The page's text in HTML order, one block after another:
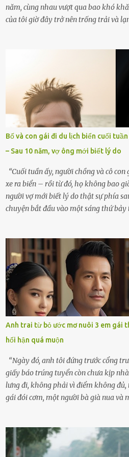
năm, cùng nhau vượt qua bao khó
của tôi giờ đây trở nên trống trải và
rơi vào khoảng trống vô tận, chẳng
ngồi lặng lẽ nhớ về cô ấy. Nhưng
chìm đắm trong đau khổ. Họ hàng,
thiết đã đến bên, giúp tôi tổ chức tang
ngày giỗ đầu tiên của vợ, 49 ngày
mãi.Buổi sáng hôm đó, sau khi cúng
sắp xếp lại bàn thờ vợ. Mọi thứ vẫn
đó kỳ lạ mà tôi không thể giải thích
cúi xuống lau chùi bát hương, một
tôi giật mình. Và rồi, một chuyện kinh...
Bố và con gái đi du lịch biển cuối
– Sau 10 năm, vợ ông mới biết lý do
“Cuối tuần ấy, người chồng và cô
xe ra biển – rồi từ đó, họ không bao
người vợ mới biết lý do thật sự phía
chuyện bắt đầu vào một sáng thứ
không kém. Ông Minh, vốn là một
hôm ấy lại đặc biệt vui vẻ. Ông chuẩn
cùng cô con gái 8 tuổi tên Thảo. “Em
con đi biển hai ngày, để nó được
sẽ kể cho em nghe cả tuần không hết
hiền, vuốt tóc vợ. Bà Hạnh nhìn
lòng cũng rộn ràng. Bà vốn ít có dịp đi
nên lần này cũng đành ở nhà. Thảo
“Con sẽ nhặt thật nhiều vỏ sò cho mẹ
bánh rời khỏi bến...
Anh trai từ bỏ ước mơ nuôi 3 em gái
hối hận quá muộn
“Ngày đó, anh tôi đứng trước cổng
giấy báo trúng tuyển còn chưa kịp
lưng đi, không phải vì điểm không đủ,
gái đói cơm, một người bà già nua và
có tin tức. Mọi gánh nặng đổ dồn lên
cụ Nguyễn Thị Đào – và cậu con trai